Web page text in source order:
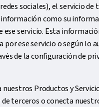
sociales), el servicio de
como su
ese servicio. Esta
por ese servicio o según lo
de la configuración de
nuestros Productos y
terceros o conecta